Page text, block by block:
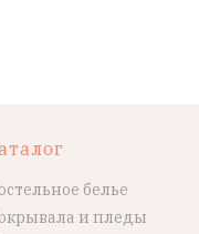
белье
и пледы